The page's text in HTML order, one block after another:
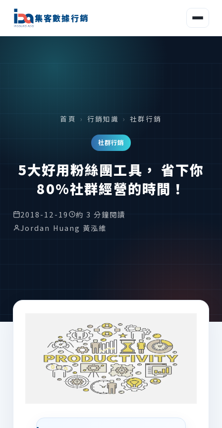
集客數據行銷
首頁 › 行銷知識 › 社群行銷
社群行銷
5大好用粉絲團工具， 省下你
80%社群經營的時間！
2018-12-19
約 3 分鐘閱讀
Jordan Huang 黃泓維